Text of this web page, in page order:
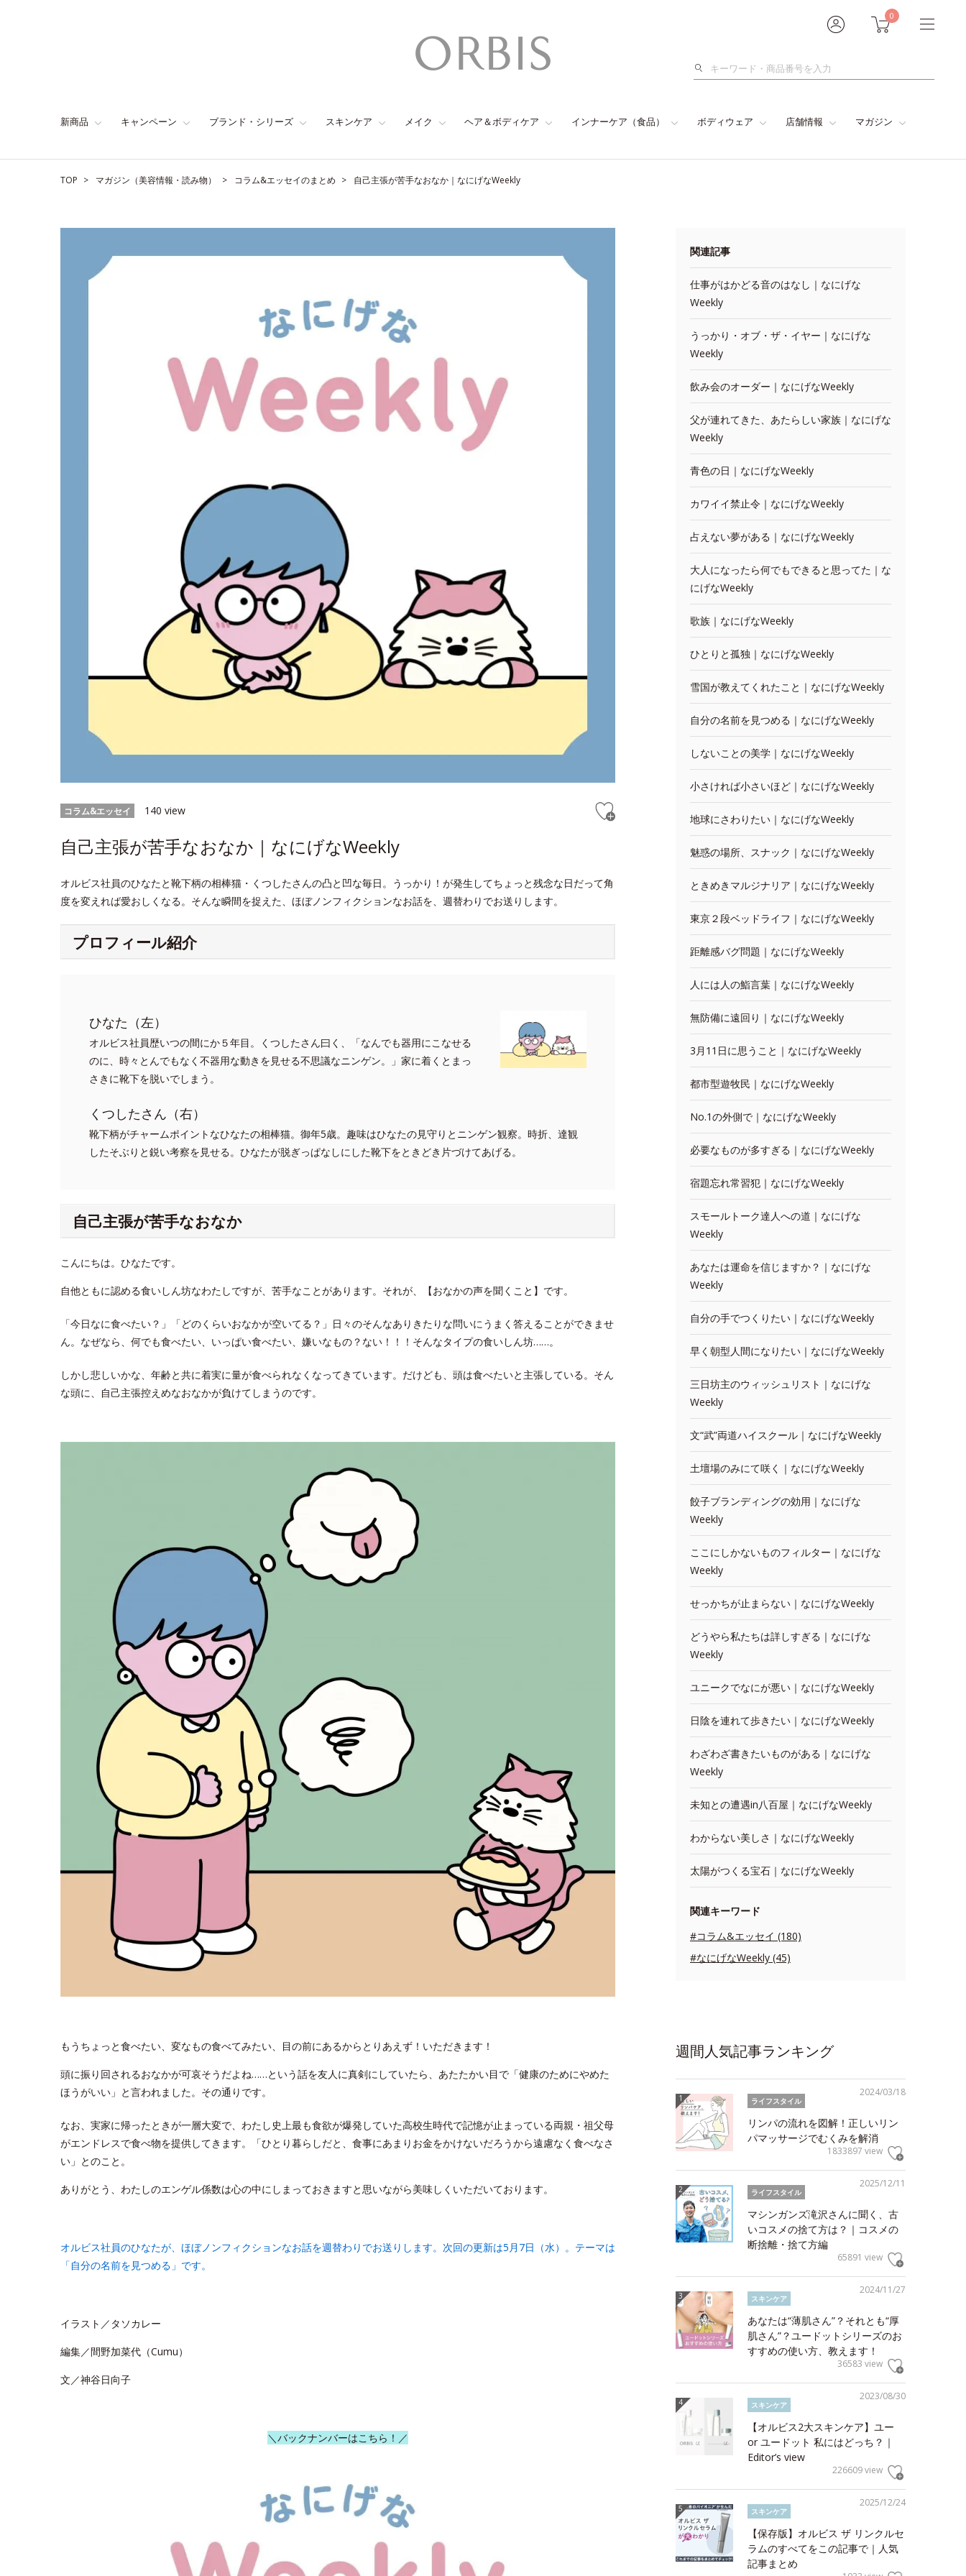
0
検
新商品 キャンペーン ブランド・シリーズ スキンケア メイク ヘア＆ボディケア インナーケア（食品） ボディウェア 店舗情報 マガジン
TOP マガジン（美容情報・読み物） コラム&エッセイのまとめ 自己主張が苦手なおなか｜なにげなWeekly
コラム&エッセイ 140 view
自己主張が苦手なおなか｜なにげなWeekly
オルビス社員のひなたと靴下柄の相棒猫・くつしたさんの凸と凹な毎日。うっかり！が発生してちょっと残念な日だって角
度を変えれば愛おしくなる。そんな瞬間を捉えた、ほぼノンフィクションなお話を、週替わりでお送りします。
プロフィール紹介
ひなた（左）
オルビス社員歴いつの間にか５年目。くつしたさん曰く、「なんでも器用にこなせる
のに、時々とんでもなく不器用な動きを見せる不思議なニンゲン。」家に着くとまっ
さきに靴下を脱いでしまう。
くつしたさん（右）
靴下柄がチャームポイントなひなたの相棒猫。御年5歳。趣味はひなたの見守りとニンゲン観察。時折、達観
したそぶりと鋭い考察を見せる。ひなたが脱ぎっぱなしにした靴下をときどき片づけてあげる。
自己主張が苦手なおなか
こんにちは。ひなたです。
自他ともに認める食いしん坊なわたしですが、苦手なことがあります。それが、【おなかの声を聞くこと】です。
「今日なに食べたい？」「どのくらいおなかが空いてる？」日々のそんなありきたりな問いにうまく答えることができませ
ん。なぜなら、何でも食べたい、いっぱい食べたい、嫌いなもの？ない！！！そんなタイプの食いしん坊……。
しかし悲しいかな、年齢と共に着実に量が食べられなくなってきています。だけども、頭は食べたいと主張している。そん
な頭に、自己主張控えめなおなかが負けてしまうのです。
もうちょっと食べたい、変なもの食べてみたい、目の前にあるからとりあえず！いただきます！
頭に振り回されるおなかが可哀そうだよね……という話を友人に真剣にしていたら、あたたかい目で「健康のためにやめた
ほうがいい」と言われました。その通りです。
なお、実家に帰ったときが一層大変で、わたし史上最も食欲が爆発していた高校生時代で記憶が止まっている両親・祖父母
がエンドレスで食べ物を提供してきます。「ひとり暮らしだと、食事にあまりお金をかけないだろうから遠慮なく食べなさ
い」とのこと。
ありがとう、わたしのエンゲル係数は心の中にしまっておきますと思いながら美味しくいただいております。
オルビス社員のひなたが、ほぼノンフィクションなお話を週替わりでお送りします。次回の更新は5月7日（水）。テーマは
「自分の名前を見つめる」です。
イラスト／タソカレー
編集／間野加菜代（Cumu）
文／神谷日向子
＼バックナンバーはこちら！／
関連記事
仕事がはかどる音のはなし｜なにげな
Weekly
うっかり・オブ・ザ・イヤー｜なにげな
Weekly
飲み会のオーダー｜なにげなWeekly
父が連れてきた、あたらしい家族｜なにげな
Weekly
青色の日｜なにげなWeekly
カワイイ禁止令｜なにげなWeekly
占えない夢がある｜なにげなWeekly
大人になったら何でもできると思ってた｜な
にげなWeekly
歌族｜なにげなWeekly
ひとりと孤独｜なにげなWeekly
雪国が教えてくれたこと｜なにげなWeekly
自分の名前を見つめる｜なにげなWeekly
しないことの美学｜なにげなWeekly
小さければ小さいほど｜なにげなWeekly
地球にさわりたい｜なにげなWeekly
魅惑の場所、スナック｜なにげなWeekly
ときめきマルジナリア｜なにげなWeekly
東京２段ベッドライフ｜なにげなWeekly
距離感バグ問題｜なにげなWeekly
人には人の鮨言葉｜なにげなWeekly
無防備に遠回り｜なにげなWeekly
3月11日に思うこと｜なにげなWeekly
都市型遊牧民｜なにげなWeekly
No.1の外側で｜なにげなWeekly
必要なものが多すぎる｜なにげなWeekly
宿題忘れ常習犯｜なにげなWeekly
スモールトーク達人への道｜なにげな
Weekly
あなたは運命を信じますか？｜なにげな
Weekly
自分の手でつくりたい｜なにげなWeekly
早く朝型人間になりたい｜なにげなWeekly
三日坊主のウィッシュリスト｜なにげな
Weekly
文“武”両道ハイスクール｜なにげなWeekly
土壇場のみにて咲く｜なにげなWeekly
餃子ブランディングの効用｜なにげな
Weekly
ここにしかないものフィルター｜なにげな
Weekly
せっかちが止まらない｜なにげなWeekly
どうやら私たちは詳しすぎる｜なにげな
Weekly
ユニークでなにが悪い｜なにげなWeekly
日陰を連れて歩きたい｜なにげなWeekly
わざわざ書きたいものがある｜なにげな
Weekly
未知との遭遇in八百屋｜なにげなWeekly
わからない美しさ｜なにげなWeekly
太陽がつくる宝石｜なにげなWeekly
関連キーワード
#コラム&エッセイ (180)
#なにげなWeekly (45)
週間人気記事ランキング
2024/03/18
ライフスタイル
リンパの流れを図解！正しいリン
パマッサージでむくみを解消
1833897 view
2025/12/11
ライフスタイル
マシンガンズ滝沢さんに聞く、古
いコスメの捨て方は？｜コスメの
断捨離・捨て方編
65891 view
2024/11/27
スキンケア
あなたは“薄肌さん”？それとも“厚
肌さん”？ユードットシリーズのお
すすめの使い方、教えます！
36583 view
2023/08/30
スキンケア
【オルビス2大スキンケア】ユー
or ユードット 私にはどっち？｜
Editor’s view
226609 view
2025/12/24
スキンケア
【保存版】オルビス ザ リンクルセ
ラムのすべてをこの記事で｜人気
記事まとめ